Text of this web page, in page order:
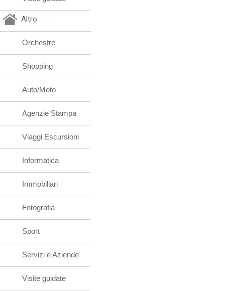
Altro
Orchestre
Shopping
Auto/Moto
Agenzie Stampa
Viaggi Escursioni
Informatica
Immobiliari
Fotografia
Sport
Servizi e Aziende
Visite guidate